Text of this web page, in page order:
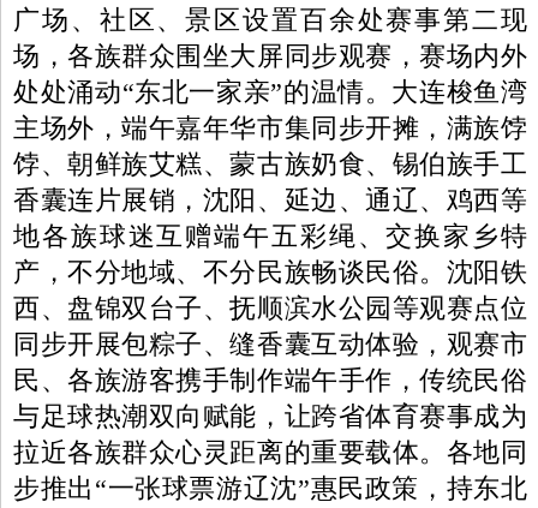
广场、社区、景区设置百余处赛事第二现
场，各族群众围坐大屏同步观赛，赛场内外
处处涌动“东北一家亲”的温情。大连梭鱼湾
主场外，端午嘉年华市集同步开摊，满族饽
饽、朝鲜族艾糕、蒙古族奶食、锡伯族手工
香囊连片展销，沈阳、延边、通辽、鸡西等
地各族球迷互赠端午五彩绳、交换家乡特
产，不分地域、不分民族畅谈民俗。沈阳铁
西、盘锦双台子、抚顺滨水公园等观赛点位
同步开展包粽子、缝香囊互动体验，观赛市
民、各族游客携手制作端午手作，传统民俗
与足球热潮双向赋能，让跨省体育赛事成为
拉近各族群众心灵距离的重要载体。各地同
步推出“一张球票游辽沈”惠民政策，持东北